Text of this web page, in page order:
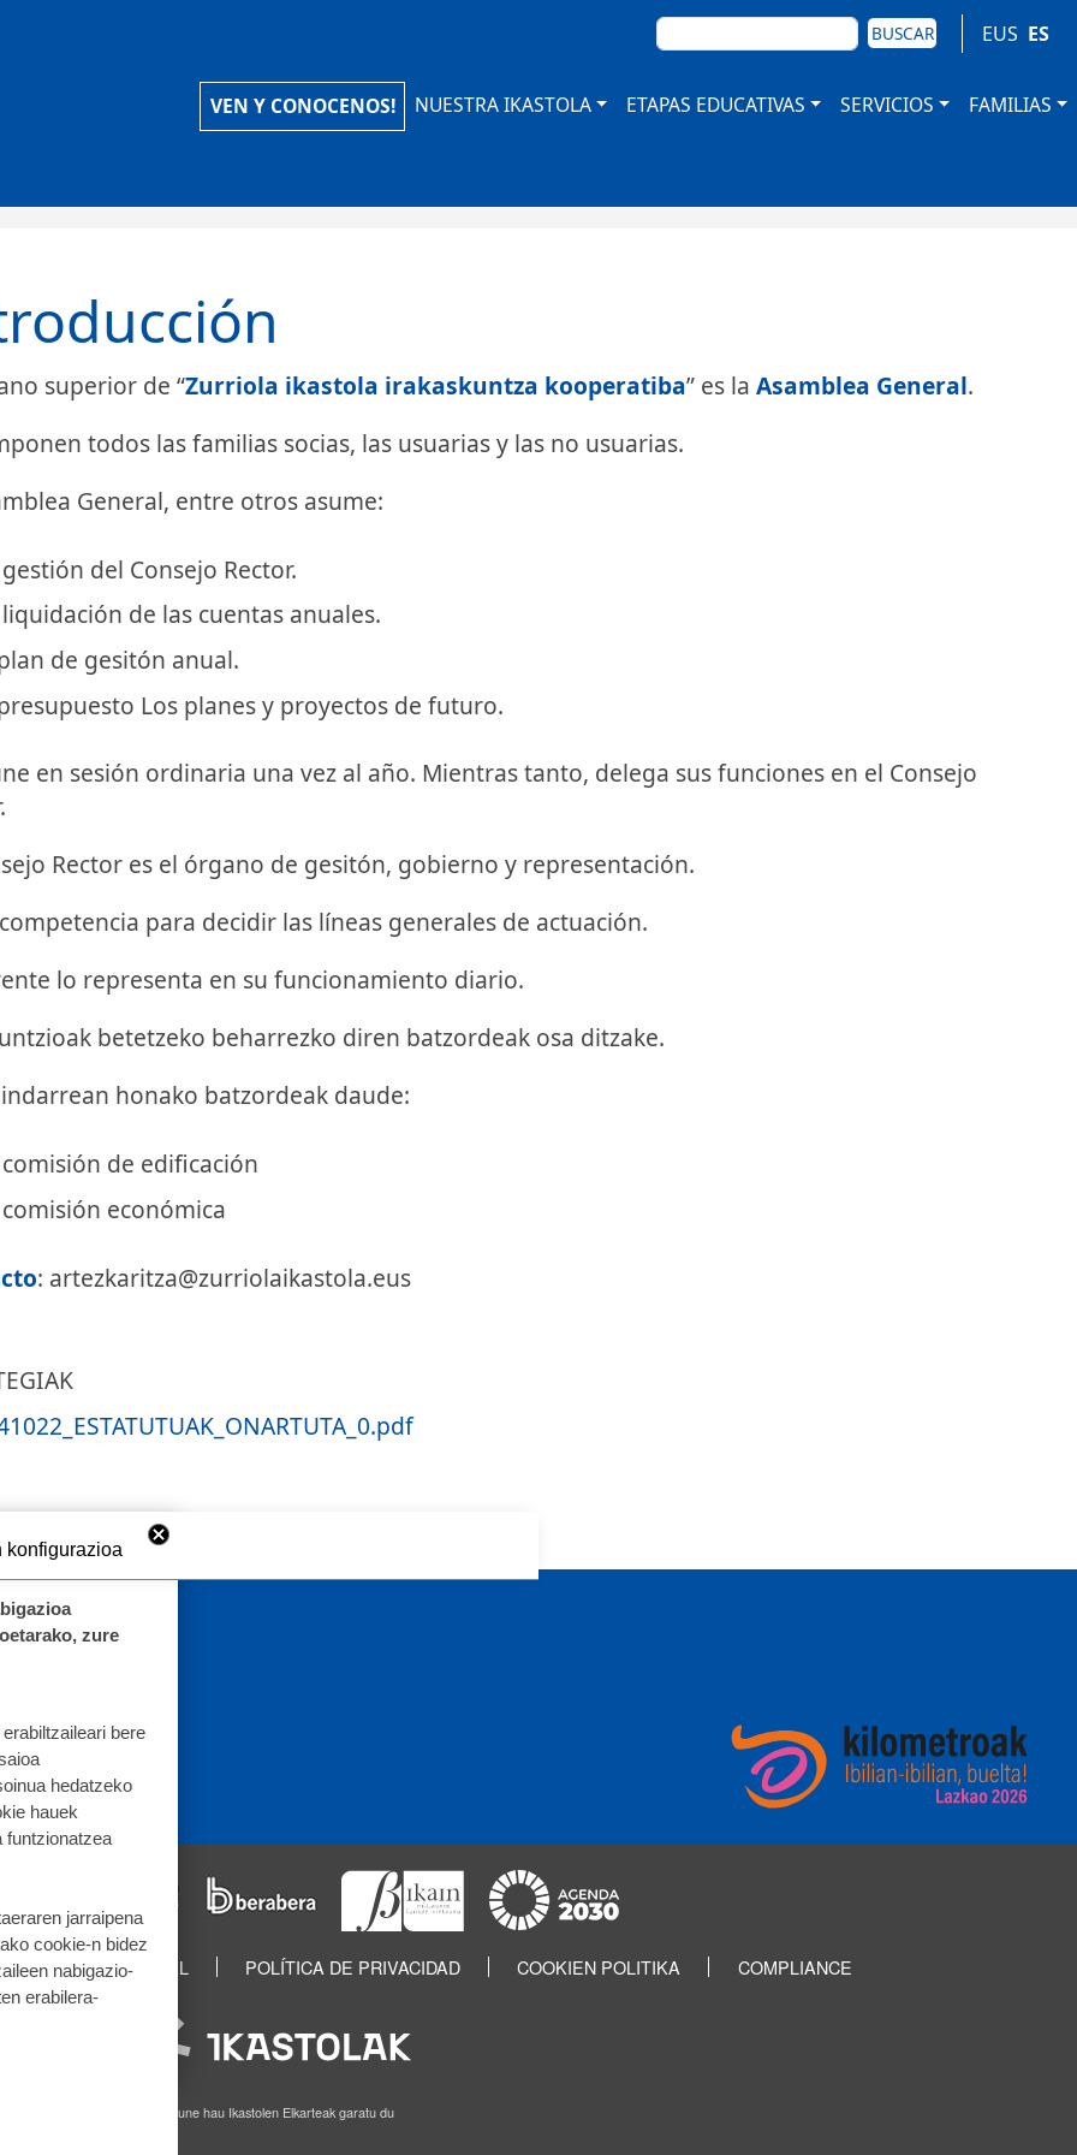
BUSCAR BUSCAR EUS ES
VEN Y CONOCENOS! NUESTRA IKASTOLA ETAPAS EDUCATIVAS SERVICIOS FAMILIAS
superior de “Zurriola ikastola irakaskuntza kooperatiba” es la Asamblea General.
todos las familias socias, las usuarias y las no usuarias.
General, entre otros asume:
del Consejo Rector.
de las cuentas anuales.
de gesitón anual.
Los planes y proyectos de futuro.
en sesión ordinaria una vez al año. Mientras tanto, delega sus funciones en el Consejo
Rector es el órgano de gesitón, gobierno y representación.
para decidir las líneas generales de actuación.
lo representa en su funcionamiento diario.
betetzeko beharrezko diren batzordeak osa ditzake.
honako batzordeak daude:
de edificación
económica
: artezkaritza@zurriolaikastola.eus
AVISO LEGAL POLÍTICA DE PRIVACIDAD COOKIEN POLITIKA COMPLIANCE
Webgune hau Ikastolen Elkarteak garatu du
konfigurazioa
zure
bere
hedatzeko
hauek
funtzionatzea
jarraipena
cookie-n bidez
nabigazio-
erabilera-